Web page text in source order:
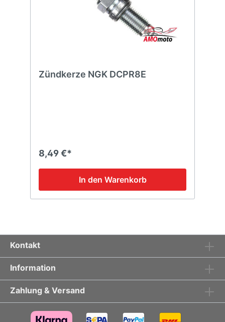
Zündkerze NGK DCPR8E
8,49 €*
In den Warenkorb
Kontakt
Information
Zahlung & Versand